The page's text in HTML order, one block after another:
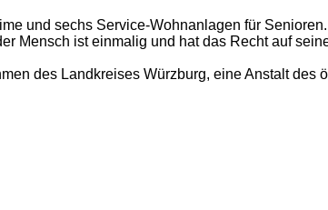
und sechs Service-Wohnanlagen für
Mensch ist einmalig und hat das Recht auf
des Landkreises Würzburg, eine Anstalt des